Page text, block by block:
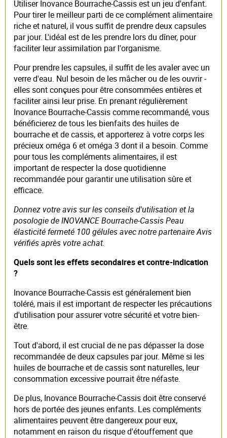
Utiliser Inovance Bourrache-Cassis est un jeu d'enfant.
Pour tirer le meilleur parti de ce complément alimentaire
riche et naturel, il vous suffit de prendre deux capsules
par jour. L'idéal est de les prendre lors du dîner, pour
faciliter leur assimilation par l'organisme.
Pour prendre les capsules, il suffit de les avaler avec un
verre d'eau. Nul besoin de les mâcher ou de les ouvrir -
elles sont conçues pour être consommées entières et
faciliter ainsi leur prise. En prenant régulièrement
Inovance Bourrache-Cassis comme recommandé, vous
bénéficierez de tous les bienfaits des huiles de
bourrache et de cassis, et apporterez à votre corps les
précieux oméga 6 et oméga 3 dont il a besoin. Comme
pour tous les compléments alimentaires, il est
important de respecter la dose quotidienne
recommandée pour garantir une utilisation sûre et
efficace.
Donnez votre avis sur les conseils d'utilisation et la
posologie de INOVANCE Bourrache-Cassis Peau
élasticité fermeté 100 gélules avec notre partenaire Avis
vérifiés après votre achat.
Quels sont les effets secondaires et contre-indication
?
Inovance Bourrache-Cassis est généralement bien
toléré, mais il est important de respecter les précautions
d'utilisation pour assurer votre sécurité et votre bien-
être.
Tout d'abord, il est crucial de ne pas dépasser la dose
recommandée de deux capsules par jour. Même si les
huiles de bourrache et de cassis sont naturelles, leur
consommation excessive pourrait être néfaste.
De plus, Inovance Bourrache-Cassis doit être conservé
hors de portée des jeunes enfants. Les compléments
alimentaires peuvent être dangereux pour eux,
notamment en raison du risque d'étouffement que